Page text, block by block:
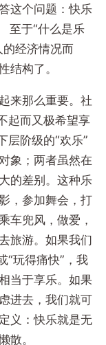
这个问题：快乐
至于“什么是乐
的经济情况而
结构了。
来那么重要。社
起而又极希望享
阶级的“欢乐”
象；两者虽然在
的差别。这种乐
，参加舞会，打
车兜风，做爱，
旅游。如果我们
“玩得痛快”，我
当于享乐。如果
进去，我们就可
义：快乐就是无
散。